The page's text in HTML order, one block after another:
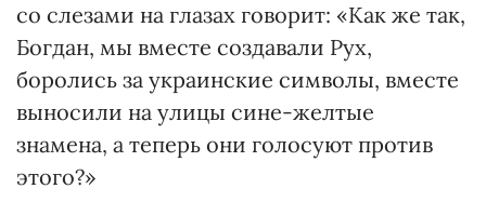
со слезами на глазах говорит: «Как же так,
Богдан, мы вместе создавали Рух,
боролись за украинские символы, вместе
выносили на улицы сине-желтые
знамена, а теперь они голосуют против
этого?»